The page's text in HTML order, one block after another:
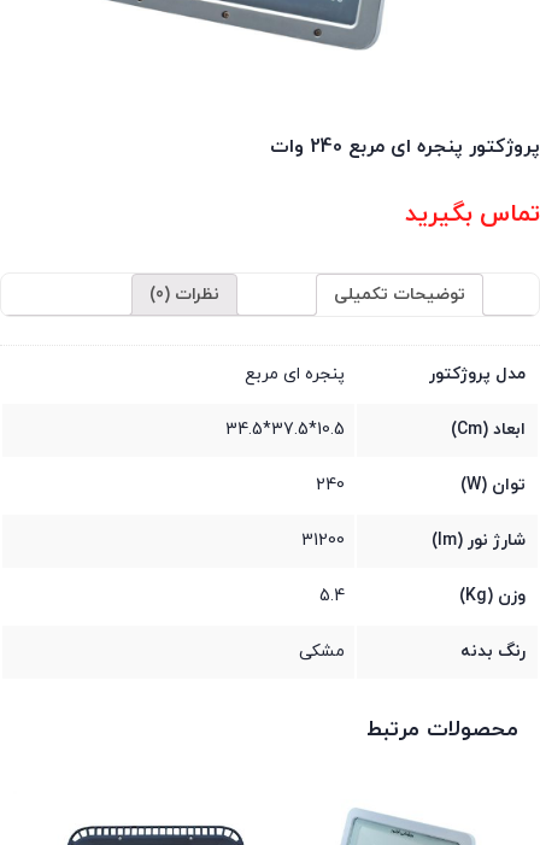
پروژکتور پنجره ای مربع 240 وات
تماس بگیرید
توضیحات تکمیلی نظرات (0)
مدل پروژکتور پنجره ای مربع
ابعاد (Cm) 10.5*37.5*34.5
توان (W) 240
شارژ نور (lm) 31200
وزن (Kg) 5.4
رنگ بدنه مشکی
محصولات مرتبط